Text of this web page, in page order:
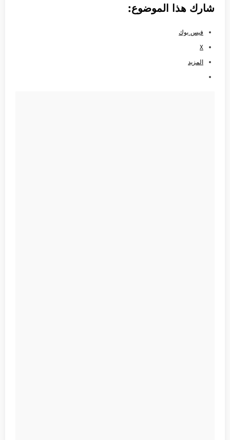
شارك هذا الموضوع:
فيس بوك
X
المزيد